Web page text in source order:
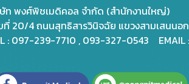
ท พงศ์พิชเมดิคอล จำกัด (สำนักงานใหญ่)
ที่ 20/4 ถนนสุทธิสารวินิจฉัย แขวงสามเสนนอ
: 097-239-7710 , 093-327-0543 EMAIL :